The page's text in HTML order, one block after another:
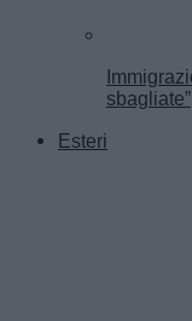
sbagliate”
Esteri